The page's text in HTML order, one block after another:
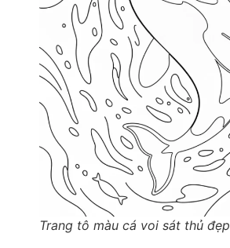
Trang tô màu cá voi sát thủ đẹp